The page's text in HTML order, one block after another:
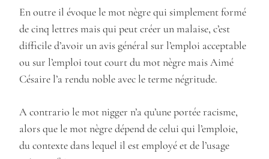
En outre il évoque le mot nègre qui simplement formé
de cinq lettres mais qui peut créer un malaise, c’est
difficile d’avoir un avis général sur l’emploi acceptable
ou sur l’emploi tout court du mot nègre mais Aimé
Césaire l’a rendu noble avec le terme négritude.
A contrario le mot nigger n’a qu’une portée racisme,
alors que le mot nègre dépend de celui qui l’emploie,
du contexte dans lequel il est employé et de l’usage